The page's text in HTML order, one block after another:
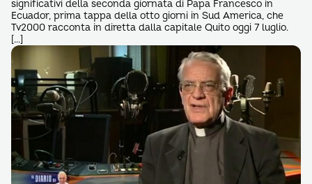
significativi della seconda giornata di Papa Francesco in
Ecuador, prima tappa della otto giorni in Sud America, che
Tv2000 racconta in diretta dalla capitale Quito oggi 7 luglio.
[…]